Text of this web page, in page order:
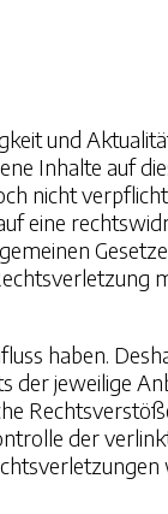
und
Inhalte auf
nicht
eine
haben.
der jeweilige
der